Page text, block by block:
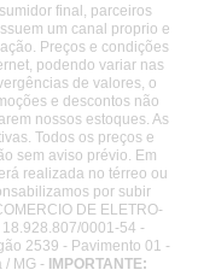
final, parceiros
um canal proprio e
Preços e condições
podendo variar nas
de valores, o
e descontos não
nossos estoques. As
Todos os preços e
sem aviso prévio. Em
realizada no térreo ou
por subir
DE ELETRO-
18.928.807/0001-54 -
2539 - Pavimento 01 -
/ MG - IMPORTANTE: